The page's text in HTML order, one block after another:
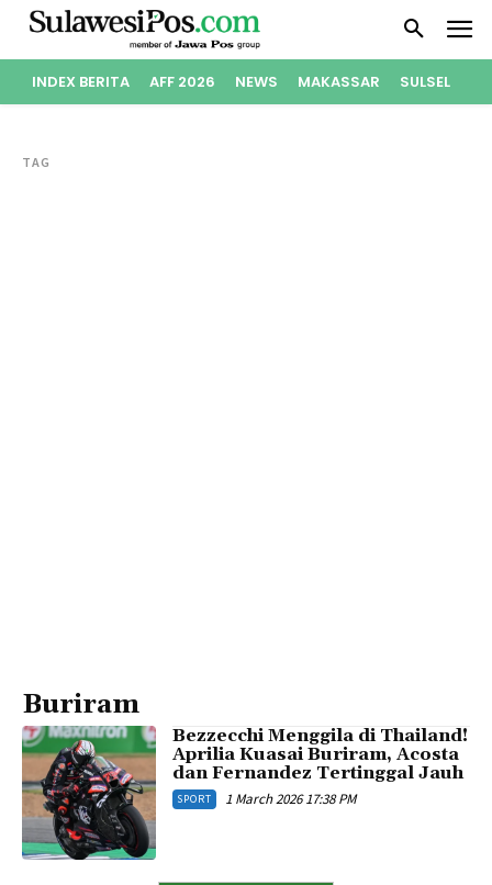
INDEX BERITA AFF 2026 NEWS MAKASSAR SULSEL
TAG
Buriram
Bezzecchi Menggila di Thailand!
Aprilia Kuasai Buriram, Acosta
dan Fernandez Tertinggal Jauh
SPORT 1 March 2026 17:38 PM